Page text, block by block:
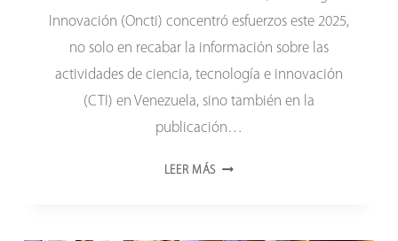
Innovación (Oncti) concentró esfuerzos este 2025,
no solo en recabar la información sobre las
actividades de ciencia, tecnología e innovación
(CTI) en Venezuela, sino también en la
publicación…
LEER MÁS ONCTI